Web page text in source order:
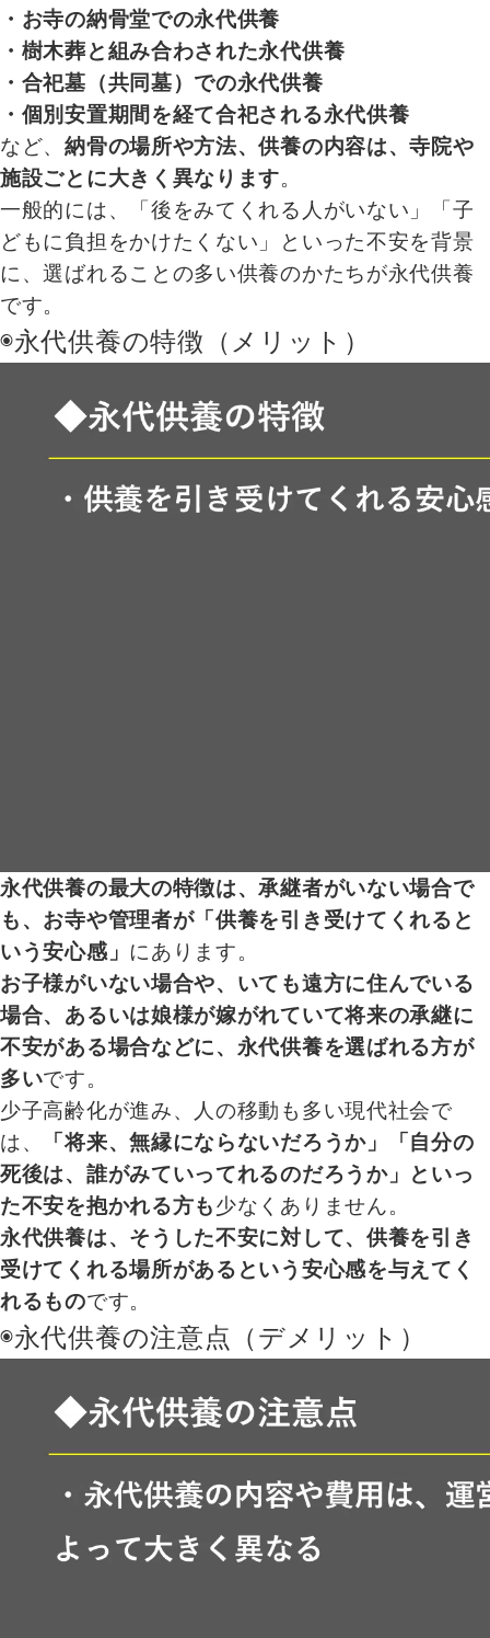
・お寺の納骨堂での永代供養
・樹木葬と組み合わされた永代供養
・合祀墓（共同墓）での永代供養
・個別安置期間を経て合祀される永代供養
など、納骨の場所や方法、供養の内容は、寺院や
施設ごとに大きく異なります。
一般的には、「後をみてくれる人がいない」「子
どもに負担をかけたくない」といった不安を背景
に、選ばれることの多い供養のかたちが永代供養
です。
◉永代供養の特徴（メリット）
永代供養の最大の特徴は、承継者がいない場合で
も、お寺や管理者が「供養を引き受けてくれると
いう安心感」 にあります。
お子様がいない場合や、いても遠方に住んでいる
場合、あるいは娘様が嫁がれていて将来の承継に
不安がある場合などに、永代供養を選ばれる方が
多いです。
少子高齢化が進み、人の移動も多い現代社会で
は、
「将来、無縁にならないだろうか」「自分の
死後は、誰がみていってれるのだろうか」といっ
た不安を抱かれる方も少なくありません。
永代供養は、そうした不安に対して、供養を引き
受けてくれる場所があるという安心感を与えてく
れるものです。
◉永代供養の注意点（デメリット）